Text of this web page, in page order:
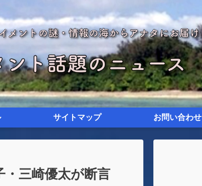
サイトマップ お問い合わせ
三崎優太が断言